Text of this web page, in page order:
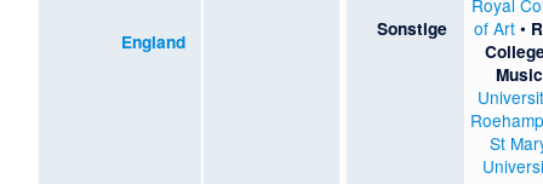
England
Sonstige
of Art•
Music
St